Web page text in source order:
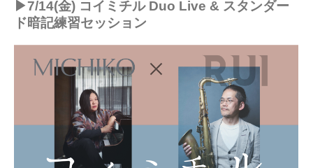
▶︎7/14(金) コイミチル Duo Live & スタンダー
ド暗記練習セッション